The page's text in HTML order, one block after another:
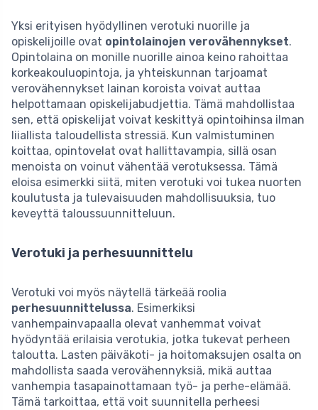
Yksi erityisen hyödyllinen verotuki nuorille ja
opiskelijoille ovat opintolainojen verovähennykset.
Opintolaina on monille nuorille ainoa keino rahoittaa
korkeakouluopintoja, ja yhteiskunnan tarjoamat
verovähennykset lainan koroista voivat auttaa
helpottamaan opiskelijabudjettia. Tämä mahdollistaa
sen, että opiskelijat voivat keskittyä opintoihinsa ilman
liiallista taloudellista stressiä. Kun valmistuminen
koittaa, opintovelat ovat hallittavampia, sillä osan
menoista on voinut vähentää verotuksessa. Tämä
eloisa esimerkki siitä, miten verotuki voi tukea nuorten
koulutusta ja tulevaisuuden mahdollisuuksia, tuo
keveyttä taloussuunnitteluun.
Verotuki ja perhesuunnittelu
Verotuki voi myös näytellä tärkeää roolia
perhesuunnittelussa. Esimerkiksi
vanhempainvapaalla olevat vanhemmat voivat
hyödyntää erilaisia verotukia, jotka tukevat perheen
taloutta. Lasten päiväkoti- ja hoitomaksujen osalta on
mahdollista saada verovähennyksiä, mikä auttaa
vanhempia tasapainottamaan työ- ja perhe-elämää.
Tämä tarkoittaa, että voit suunnitella perheesi